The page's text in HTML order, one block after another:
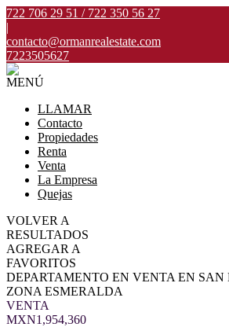
722 706 29 51 / 722 350 56 27
|
contacto@ormanrealestate.com
7223505627
MENÚ
LLAMAR
Contacto
Propiedades
Renta
Venta
La Empresa
Quejas
VOLVER A
RESULTADOS
AGREGAR A
FAVORITOS
DEPARTAMENTO EN VENTA EN SAN
ZONA ESMERALDA
VENTA
MXN1,954,360